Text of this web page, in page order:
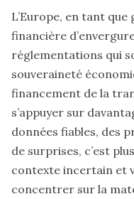
L’Europe, en tant
financière
réglementations qui
souveraineté
financement de la
s’appuyer sur
données fiables, des
de surprises, c’est
contexte incertain et
concentrer sur la